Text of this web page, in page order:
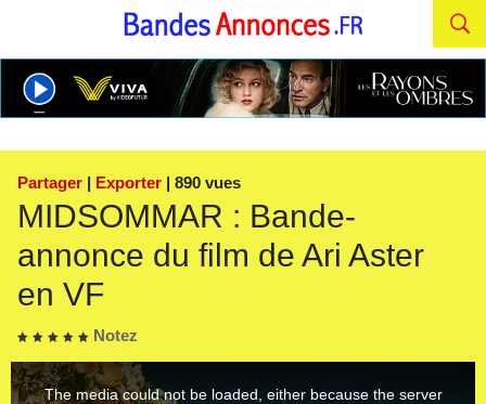
Partager | Exporter | 890 vues
MIDSOMMAR : Bande-
annonce du film de Ari Aster
en VF
Notez